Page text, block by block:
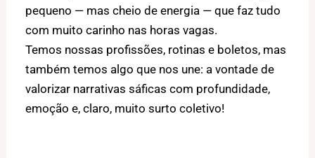
pequeno — mas cheio de energia — que faz tudo
com muito carinho nas horas vagas.
Temos nossas profissões, rotinas e boletos, mas
também temos algo que nos une: a vontade de
valorizar narrativas sáficas com profundidade,
emoção e, claro, muito surto coletivo!